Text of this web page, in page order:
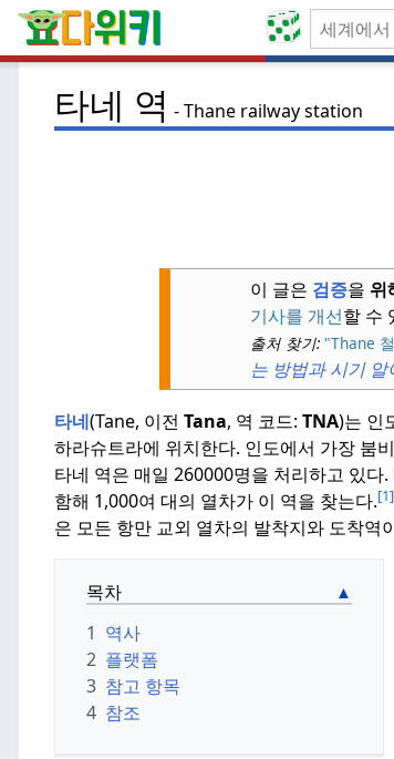
타네 역 Thane railway station
이 글은 검증을 위
기사를 개선할 수
출처 찾기: "Thane
는 방법과 시기 알
타네(Tane, 이전 Tana, 역 코드: TNA)는 인
하라슈트라에 위치한다. 인도에서 가장 붐
타네 역은 매일 260000명을 처리하고 있다.
함해 1,000여 대의 열차가 이 역을 찾는다.[1]
은 모든 항만 교외 열차의 발착지와 도착역
목차
1 역사
2 플랫폼
3 참고 항목
4 참조